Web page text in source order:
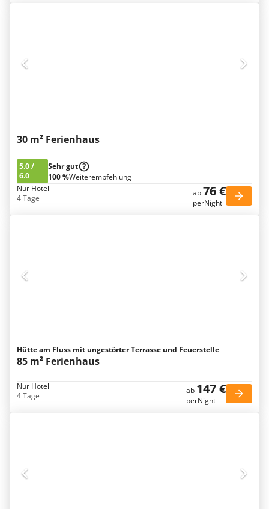
30 m² Ferienhaus
5.0/
6.0
Sehr gut
100 %Weiterempfehlung
Nur Hotel
4 Tage
ab76 €
perNight
Hütte am Fluss mit ungestörter Terrasse und Feuerstelle
85 m² Ferienhaus
Nur Hotel
4 Tage
ab 147 €
perNight